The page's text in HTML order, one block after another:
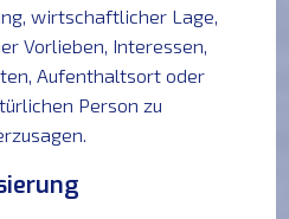
wirtschaftlicher Lage,
Vorlieben, Interessen,
Aufenthaltsort oder
Person zu